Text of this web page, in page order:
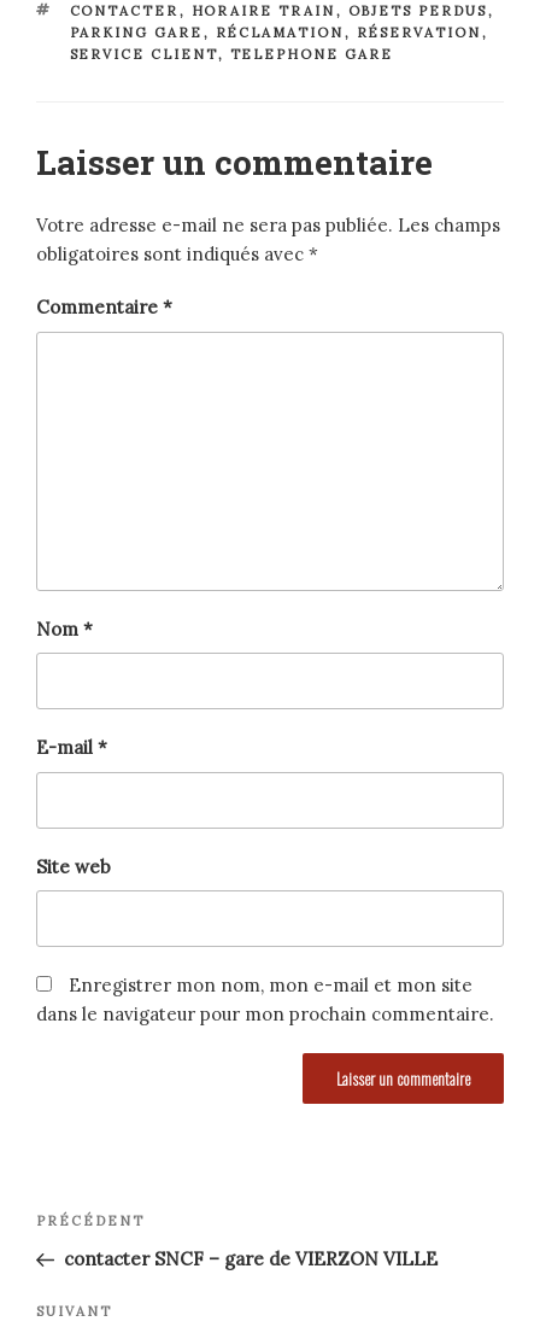
ÉTIQUETTES
CONTACTER, HORAIRE TRAIN , OBJETS PERDUS,
PARKING GARE , RÉCLAMATION , RÉSERVATION ,
SERVICE CLIENT, TELEPHONE GARE
Laisser un commentaire
Votre adresse e-mail ne sera pas publiée. Les champs
obligatoires sont indiqués avec *
Commentaire *
Nom *
E-mail *
Site web
Enregistrer mon nom, mon e-mail et mon site
dans le navigateur pour mon prochain commentaire.
Navigation
de
Article
précédent
PRÉCÉDENT
contacter SNCF – gare de VIERZON VILLE
Article
SUIVANT